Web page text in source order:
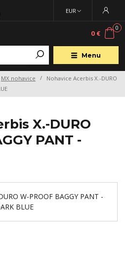
Menu
EUR
0
0 €
MX nohavice
Nohavice Acerbis X.-DURO
X.-DURO
PANT -